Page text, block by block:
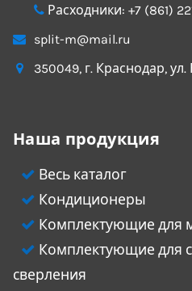
Расходники: +7 (861)
split-m@mail.ru
350049, г. Краснодар, ул.
Наша продукция
Весь каталог
Кондиционеры
Комплектующие для
Комплектующие для
сверления